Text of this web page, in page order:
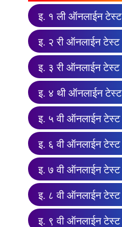
इ. १ ली ऑनलाईन टेस्ट
इ. २ री ऑनलाईन टेस्ट
इ. ३ री ऑनलाईन टेस्ट
इ. ४ थी ऑनलाईन टेस्ट
इ. ५ वी ऑनलाईन टेस्ट
इ. ६ वी ऑनलाईन टेस्ट
इ. ७ वी ऑनलाईन टेस्ट
इ. ८ वी ऑनलाईन टेस्ट
इ. ९ वी ऑनलाईन टेस्ट